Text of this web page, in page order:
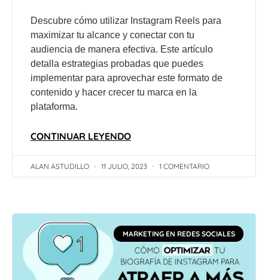
Descubre cómo utilizar Instagram Reels para
maximizar tu alcance y conectar con tu
audiencia de manera efectiva. Este artículo
detalla estrategias probadas que puedes
implementar para aprovechar este formato de
contenido y hacer crecer tu marca en la
plataforma.
CONTINUAR LEYENDO
ALAN ASTUDILLO 11 JULIO, 2023 1 COMENTARIO
MARKETING EN REDES SOCIALES